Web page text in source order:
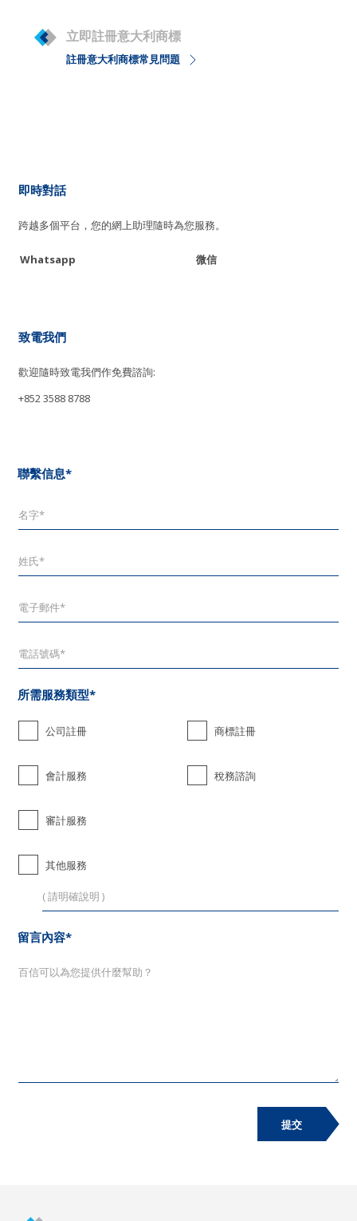
立即註冊意大利商標
註冊意大利商標常見問題
即時對話
跨越多個平台，您的網上助理隨時為您服務。
Whatsapp 微信
致電我們
歡迎隨時致電我們作免費諮詢:
+852 3588 8788
聯繫信息*
所需服務類型*
公司註冊 商標註冊
會計服務 稅務諮詢
審計服務
其他服務
留言內容*
提交